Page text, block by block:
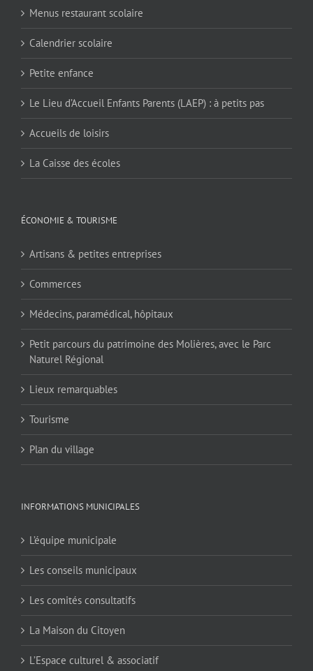
Menus restaurant scolaire
Calendrier scolaire
Petite enfance
Le Lieu d’Accueil Enfants Parents (LAEP) : à petits pas
Accueils de loisirs
La Caisse des écoles
ÉCONOMIE & TOURISME
Artisans & petites entreprises
Commerces
Médecins, paramédical, hôpitaux
Petit parcours du patrimoine des Molières, avec le Parc
Naturel Régional
Lieux remarquables
Tourisme
Plan du village
INFORMATIONS MUNICIPALES
L’équipe municipale
Les conseils municipaux
Les comités consultatifs
La Maison du Citoyen
L’Espace culturel & associatif